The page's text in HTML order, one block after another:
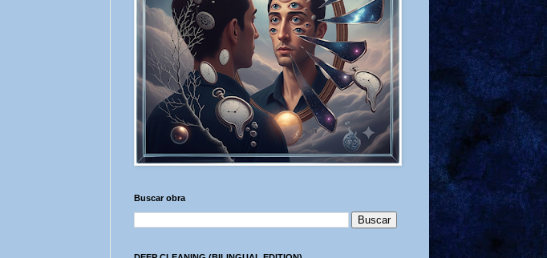
Buscar obra